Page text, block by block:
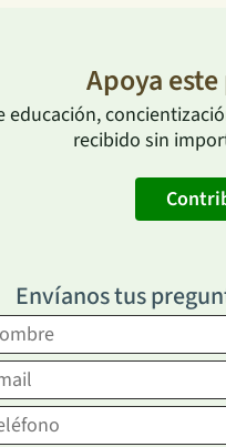
Apoya
recibido sin
Envíanos tus